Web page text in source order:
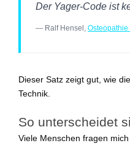
Der Yager-Code ist
— Ralf Hensel, Osteopathie
Dieser Satz zeigt gut, wie
Technik.
So unterscheidet
Viele Menschen fragen